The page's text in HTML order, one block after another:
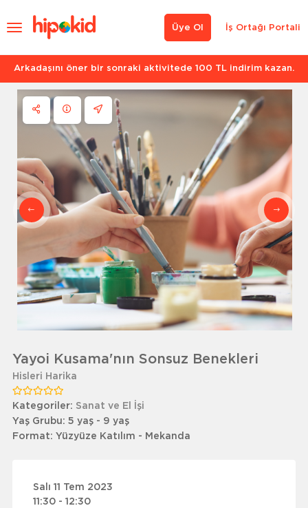
İş Ortağı Portali
Üye Ol
Arkadaşını öner bir sonraki aktivitede 100 TL indirim kazan.
Yayoi Kusama'nın Sonsuz Benekleri
Hisleri Harika
Kategoriler: Sanat ve El İşi
Yaş Grubu: 5 yaş - 9 yaş
Format: Yüzyüze Katılım - Mekanda
Salı 11 Tem 2023
11:30 - 12:30